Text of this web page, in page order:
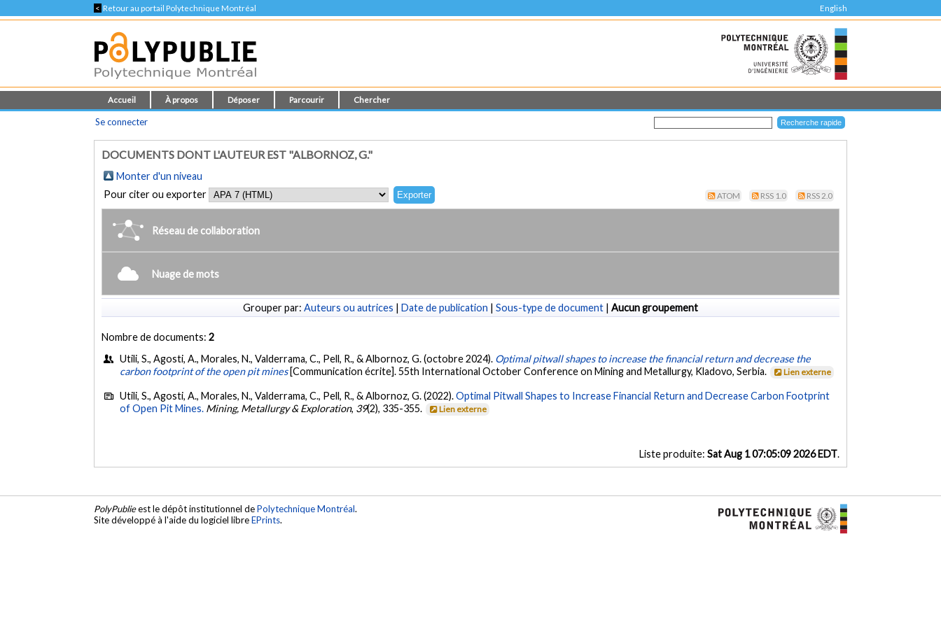
< Retour au portail Polytechnique Montréal English
Accueil À propos Déposer Parcourir Chercher
Se connecter
DOCUMENTS DONT L'AUTEUR EST "ALBORNOZ, G."
Monter d'un niveau
Pour citer ou exporter
ATOM RSS 1.0 RSS 2.0
Réseau de collaboration
Nuage de mots
Grouper par: Auteurs ou autrices | Date de publication | Sous-type de document | Aucun groupement
Nombre de documents:2
Utili, S., Agosti, A., Morales, N., Valderrama, C., Pell, R., & Albornoz, G. (octobre 2024). Optimal pitwall shapes to increase the financial return and decrease the
carbon footprint of the open pit mines [Communication écrite]. 55th International October Conference on Mining and Metallurgy, Kladovo, Serbia. Lien externe
Utili, S., Agosti, A., Morales, N., Valderrama, C., Pell, R., & Albornoz, G. (2022).Optimal Pitwall Shapes to Increase Financial Return and Decrease Carbon Footprint
of Open Pit Mines. Mining, Metallurgy & Exploration, 39(2), 335-355. Lien externe
Liste produite: Sat Aug 1 07:05:09 2026 EDT.
PolyPublieest le dépôt institutionnel dePolytechnique Montréal.
Site développé à l'aide du logiciel libreEPrints.